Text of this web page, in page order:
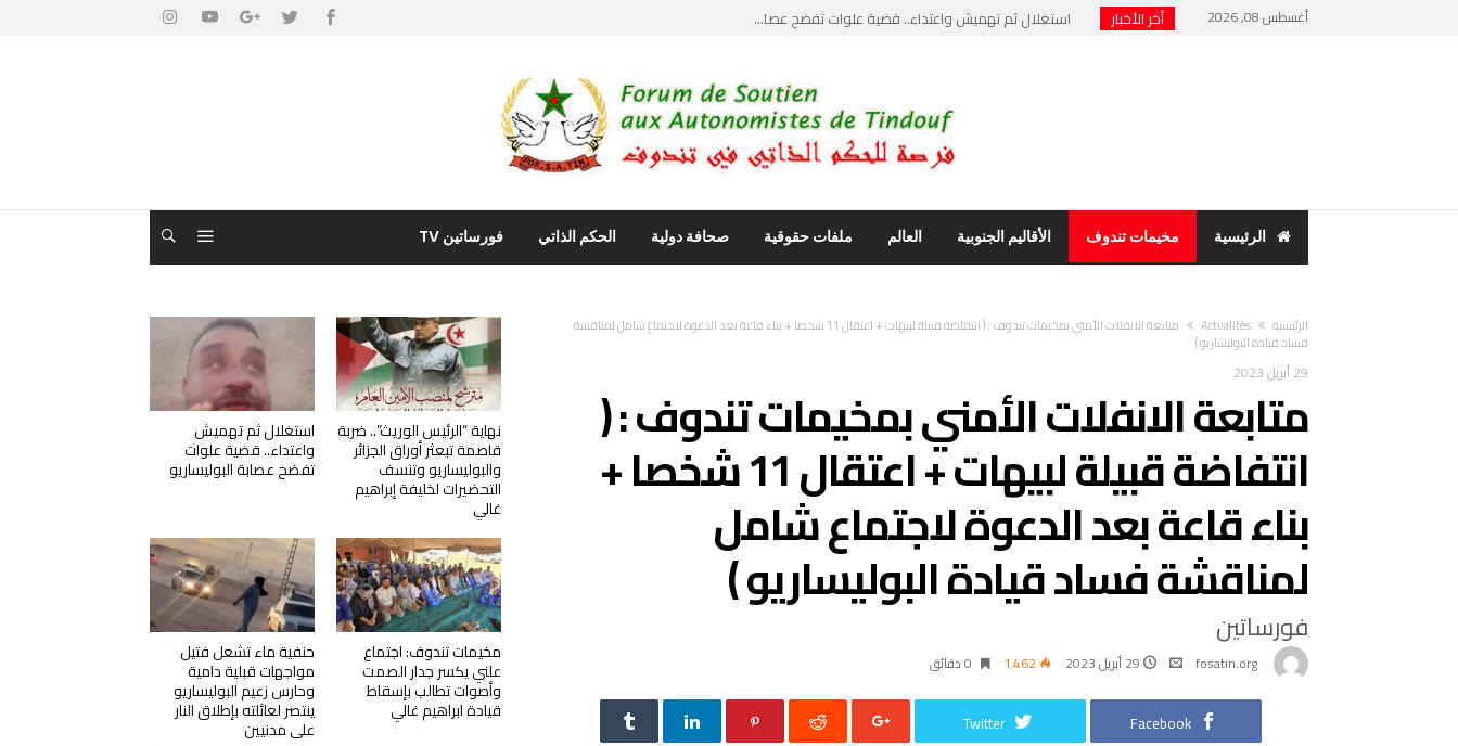
أغسطس 08, 2026 أخر الأخبار
نهاية “الرئيس الوريث”.. ضربة قاصمة...
مخيمات تندوف: اجتماع علني يكسر جدار الصمت وأصو...
بسبب فضح الفساد وانتقاد ابراهيم غالي… استدعاء ...
الرئيسية مخيمات تندوف الأقاليم الجنوبية العالم ملفات حقوقية صحافة دولية الحكم الذاتي فورساتين TV
‫الرئيسية‬ Actualités
متابعة الانفلات الأمني بمخيمات تندوف : ( انتفاضة قبيلة لبيهات + اعتقال 11 شخصا + بناء قاعة بعد الدعوة لاجتماع شامل لمناقشة
فساد قيادة البوليساريو )
29 أبريل 2023
متابعة الانفلات الأمني بمخيمات تندوف : (
انتفاضة قبيلة لبيهات + اعتقال 11 شخصا +
بناء قاعة بعد الدعوة لاجتماع شامل
لمناقشة فساد قيادة البوليساريو )
فورساتين
fosatin.org 29 أبريل 2023 1٬462 0 ‫دقائق‬
Facebook
Twitter
استغلال ثم تهميش
واعتداء.. قضية علوات
تفضح عصابة البوليساريو
نهاية “الرئيس الوريث”.. ضربة
قاصمة تبعثر أوراق الجزائر
والبوليساريو وتنسف
التحضيرات لخليفة إبراهيم
غالي
حنفية ماء تشعل فتيل
مواجهات قبلية دامية
وحارس زعيم البوليساريو
ينتصر لعائلته بإطلاق النار
على مدنيين
مخيمات تندوف: اجتماع
علني يكسر جدار الصمت
وأصوات تطالب بإسقاط
قيادة ابراهيم غالي